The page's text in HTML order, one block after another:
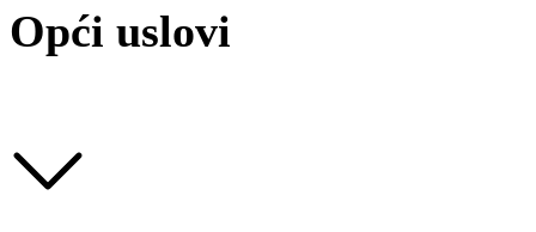
Opći uslovi